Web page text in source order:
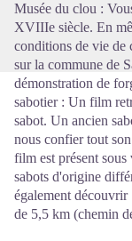
Musée du clou :
XVIIIe siècle. En
conditions de vie de
sur la commune de
démonstration de
sabotier : Un film
sabot. Un ancien
nous confier tout
film est présent
sabots d'origine
également découvrir
de 5,5 km (chemin